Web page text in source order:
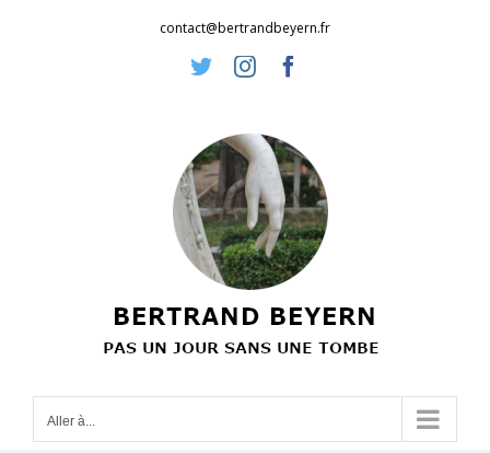
contact@bertrandbeyern.fr
TwitterInstagram
Aller à...